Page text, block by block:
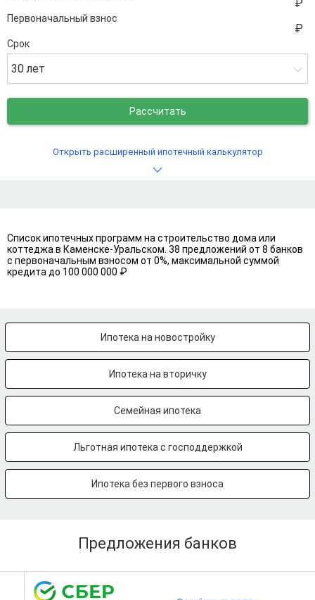
Первоначальный взнос
Срок
30 лет
Рассчитать
Открыть расширенный ипотечный калькулятор
Список ипотечных программ на строительство дома или
коттеджа в Каменске-Уральском. 38 предложений от 8 банков
с первоначальным взносом от 0%, максимальной суммой
кредита до 100 000 000 ₽
Ипотека на новостройку
Ипотека на вторичку
Семейная ипотека
Льготная ипотека с господдержкой
Ипотека без первого взноса
Предложения банков